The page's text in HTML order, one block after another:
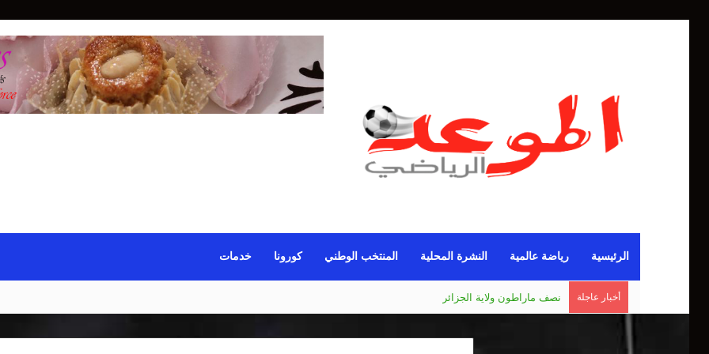
الرئيسية رياضة عالمية النشرة المحلية المنتخب الوطني كورونا خدمات
أخبار عاجلة رئيس المنظمة الجديدة للملاكمة يزور الوفد الجزائري المشارك في البطولة العالمية